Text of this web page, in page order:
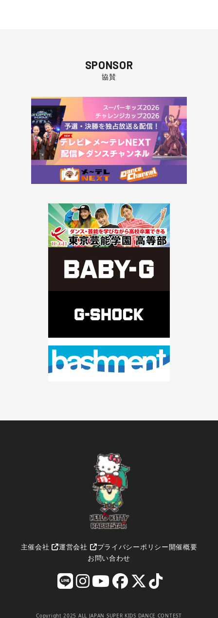
SPONSOR
協賛
主催会社 運営会社 プライバシーポリシー開催概要
お問い合わせ
Copyright 2025 ALL JAPAN SUPER KIDS DANCE CONTEST